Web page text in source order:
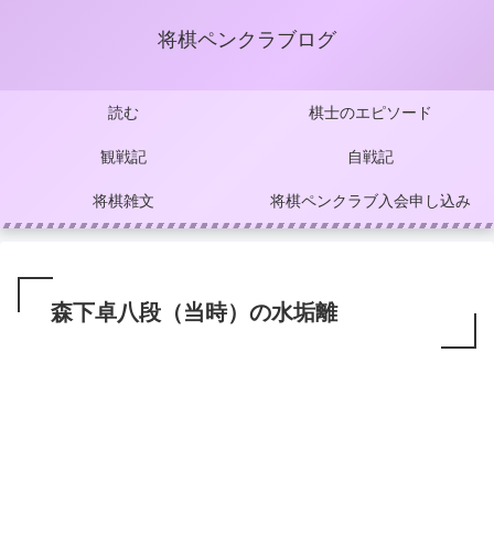
将棋ペンクラブログ
読む 棋士のエピソード
観戦記 自戦記
将棋雑文 将棋ペンクラブ入会申し込み
森下卓八段（当時）の水垢離